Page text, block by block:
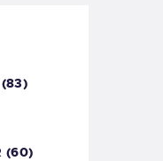
(83)
(60)